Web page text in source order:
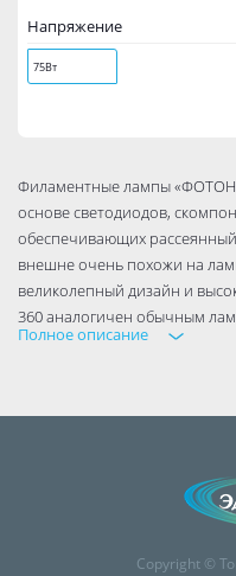
Напряжение
75Вт
Филаментные лампы
основе светодиодов,
обеспечивающих
внешне очень похожи на
великолепный дизайн и
360 аналогичен обычным
Полное описание
Copyright ©